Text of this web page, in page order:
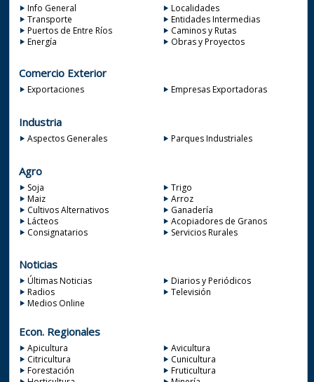
Info General
Localidades
Transporte
Entidades Intermedias
Puertos de Entre Ríos
Caminos y Rutas
Energía
Obras y Proyectos
Comercio Exterior
Exportaciones Empresas Exportadoras
Industria
Aspectos Generales Parques Industriales
Agro
Soja
Trigo
Maiz
Arroz
Cultivos Alternativos
Ganadería
Lácteos
Acopiadores de Granos
Consignatarios
Servicios Rurales
Noticias
Últimas Noticias
Diarios y Periódicos
Radios
Televisión
Medios Online
Econ. Regionales
Apicultura
Avicultura
Citricultura
Cunicultura
Forestación
Fruticultura